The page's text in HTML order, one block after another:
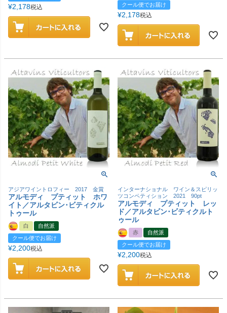
¥2,178税込
クール便でお届け
¥2,178税込
アジアワイントロフィー 2017 金賞
アルモディ プティット ホワ
イト／アルタビン･ビティクル
トゥール
白
自然派
クール便でお届け
¥2,200税込
インターナショナル ワイン＆スピリッ
ツコンペティション 2021 90pt
アルモディ プティット レッ
ド／アルタビン･ビティクルト
ゥール
赤
自然派
クール便でお届け
¥2,200税込